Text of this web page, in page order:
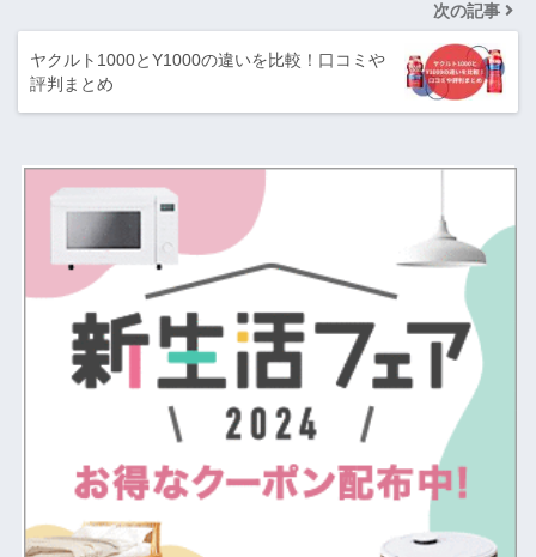
次の記事
ヤクルト1000とY1000の違いを比較！口コミや
評判まとめ